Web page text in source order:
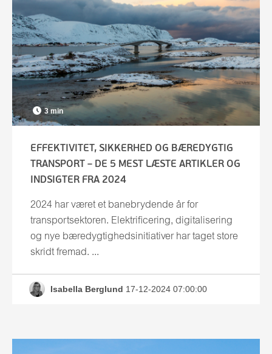
3 min
EFFEKTIVITET, SIKKERHED OG BÆREDYGTIG
TRANSPORT – DE 5 MEST LÆSTE ARTIKLER OG
INDSIGTER FRA 2024
2024 har været et banebrydende år for
transportsektoren. Elektrificering, digitalisering
og nye bæredygtighedsinitiativer har taget store
skridt fremad. ...
Isabella Berglund 17-12-2024 07:00:00